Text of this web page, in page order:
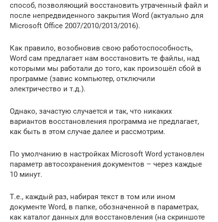
способ, позволяющий восстановить утраченный файл и
после непредвиденного закрытия Word (актуально для
Microsoft Office 2007/2010/2013/2016).
Как правило, возобновив свою работоспособность,
Word сам предлагает нам восстановить те файлы, над
которыми мы работали до того, как произошёл сбой в
программе (завис компьютер, отключили
электричество и т.д.).
Однако, зачастую случается и так, что никаких
вариантов восстановления программа не предлагает,
как быть в этом случае далее и рассмотрим.
По умолчанию в настройках Microsoft Word установлен
параметр автосохранения документов – через каждые
10 минут.
Т.е., каждый раз, набирая текст в том или ином
документе Word, в папке, обозначенной в параметрах,
как каталог данных для восстановления (на скриншоте